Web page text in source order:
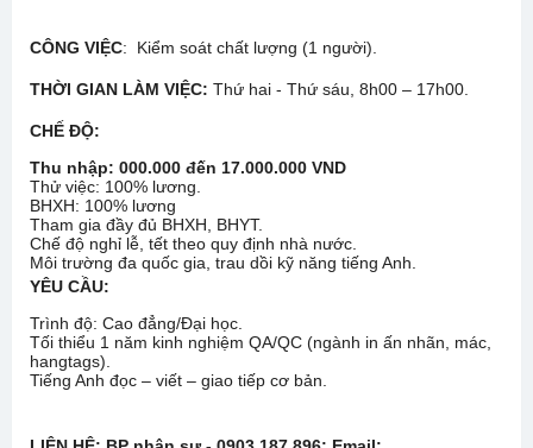
CÔNG VIỆC: Kiểm soát chất lượng (1 người).
THỜI GIAN LÀM VIỆC: Thứ hai - Thứ sáu, 8h00 – 17h00.
CHẾ ĐỘ:
Thu nhập: 000.000 đến 17.000.000 VND
Thử việc: 100% lương.
BHXH: 100% lương
Tham gia đầy đủ BHXH, BHYT.
Chế độ nghỉ lễ, tết theo quy định nhà nước.
Môi trường đa quốc gia, trau dồi kỹ năng tiếng Anh.
YÊU CẦU:
Trình độ: Cao đẳng/Đại học.
Tối thiểu 1 năm kinh nghiệm QA/QC (ngành in ấn nhãn, mác,
hangtags).
Tiếng Anh đọc – viết – giao tiếp cơ bản.